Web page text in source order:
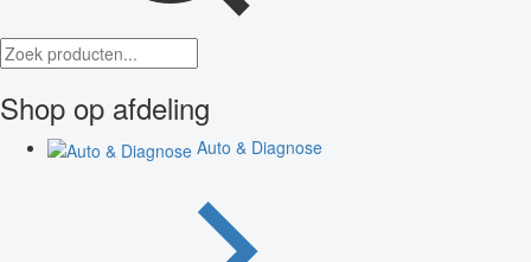
Shop op afdeling
Auto & Diagnose